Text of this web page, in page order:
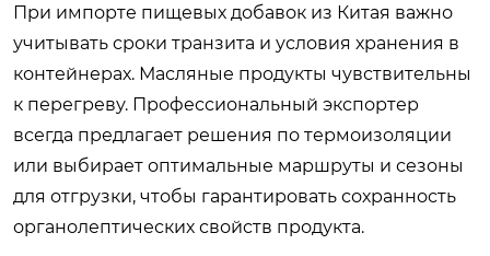
При импорте пищевых добавок из Китая важно
учитывать сроки транзита и условия хранения в
контейнерах. Масляные продукты чувствительны
к перегреву. Профессиональный экспортер
всегда предлагает решения по термоизоляции
или выбирает оптимальные маршруты и сезоны
для отгрузки, чтобы гарантировать сохранность
органолептических свойств продукта.